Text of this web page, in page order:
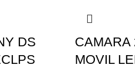
DS
CAMARA
MOVIL